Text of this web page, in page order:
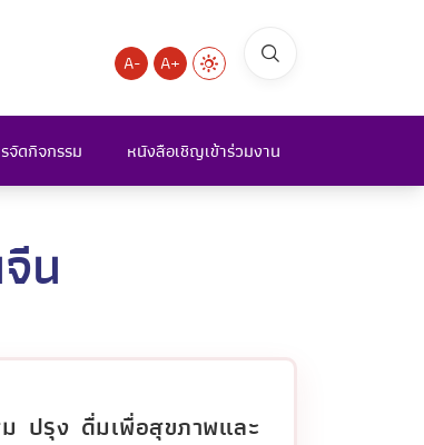
A- A+
จัดกิจกรรม หนังสือเชิญเข้าร่วมงาน
น
ปรุง ดื่มเพื่อสุขภาพและ